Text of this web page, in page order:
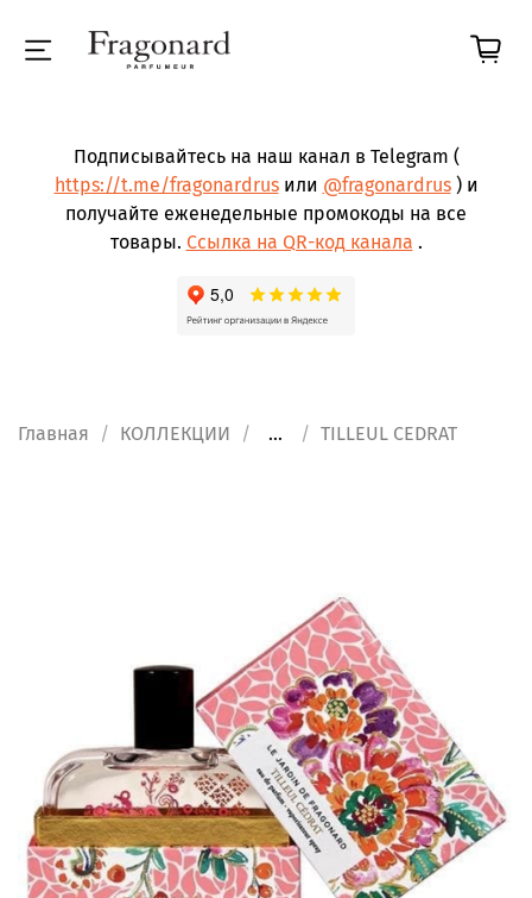
Подписывайтесь на наш канал в Telegram (
https://t.me/fragonardrusили @fragonardrus) и
получайте еженедельные промокоды на все
товары. Ссылка на QR-код канала .
Главная КОЛЛЕКЦИИ ... TILLEUL CEDRAT